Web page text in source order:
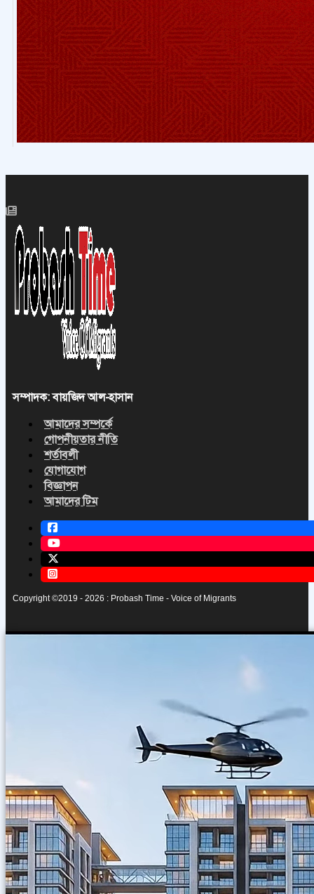
সম্পাদক: বায়জিদ আল-হাসান
আমাদের সম্পর্কে
গোপনীয়তার নীতি
শর্তাবলী
যোগাযোগ
বিজ্ঞাপন
আমাদের টিম
Copyright ©2019 - 2026 : Probash Time - Voice of Migrants